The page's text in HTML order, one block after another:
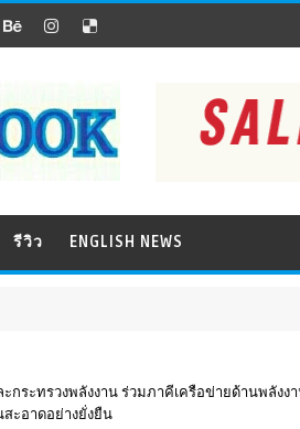
รีวิว ENGLISH NEWS
กระทรวงพลังงาน ร่วมภาคีเครือข่ายด้านพลังง
ะอาดอย่างยั่งยืน